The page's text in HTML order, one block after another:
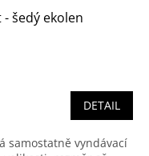
šedý ekolen
DETAIL
samostatně vyndávací